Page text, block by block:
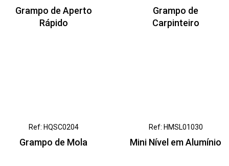
Grampo de Aperto
Rápido
Grampo de
Carpinteiro
Ref: HQSC0204
Grampo de Mola
Ref: HMSL01030
Mini Nível em Alumínio